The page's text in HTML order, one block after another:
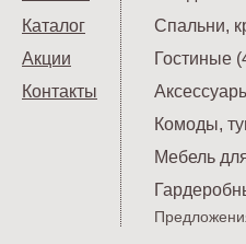
Каталог
Акции
Контакты
Спальни,
Гостиные
Комоды,
Мебель